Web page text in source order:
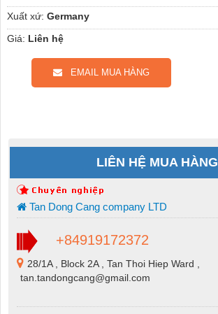
Xuất xứ: Germany
Giá: Liên hệ
EMAIL MUA HÀNG
LIÊN HỆ MUA HÀNG
Tan Dong Cang company LTD
+84919172372
28/1A , Block 2A , Tan Thoi Hiep Ward ,
tan.tandongcang@gmail.com